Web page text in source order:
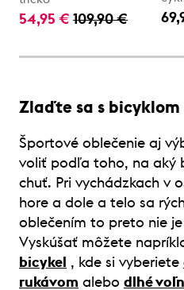
54,95 € 109,90 €
Zlaďte sa s bicyklom
Športové oblečenie aj
voliť podľa toho, na aký
chuť. Pri vychádzkach v
hore a dole a telo sa
oblečením to preto nie
Vyskúšať môžete
bicykel
, kde si vyberiete
rukávom alebo dlhé